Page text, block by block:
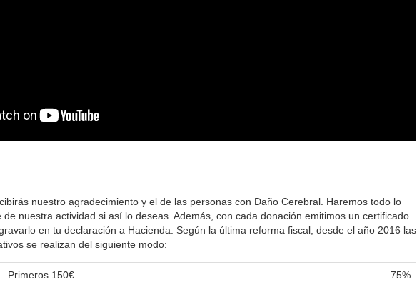
nuestro agradecimiento y el de las personas con Daño Cerebral. Haremos todo lo
de nuestra actividad si así lo deseas. Además, con cada donación emitimos un certificado
en tu declaración a Hacienda. Según la última reforma fiscal, desde el año 2016 las
se realizan del siguiente modo:
Primeros 150€ 75%